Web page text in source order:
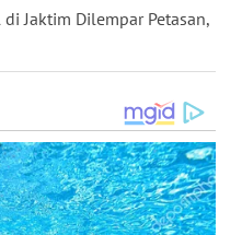
Jaktim Dilempar Petasan,